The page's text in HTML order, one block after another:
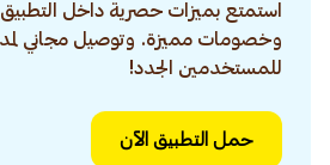
استمتع بميزات حصرية داخل
وخصومات مميزة. وتوصيل مجاني
للمستخدمين الجدد!
حمل التطبيق الآن